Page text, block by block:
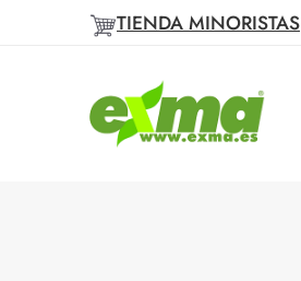
TIENDA MINORISTAS